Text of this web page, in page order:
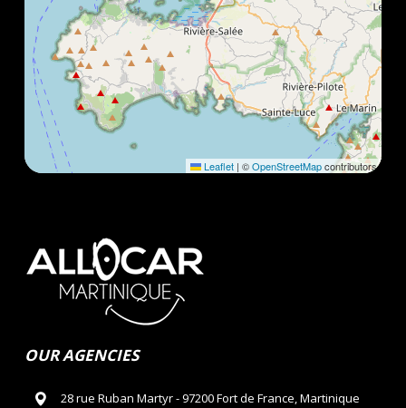
Leaflet | ©OpenStreetMapcontributors
OUR AGENCIES
28 rue Ruban Martyr - 97200 Fort de France, Martinique